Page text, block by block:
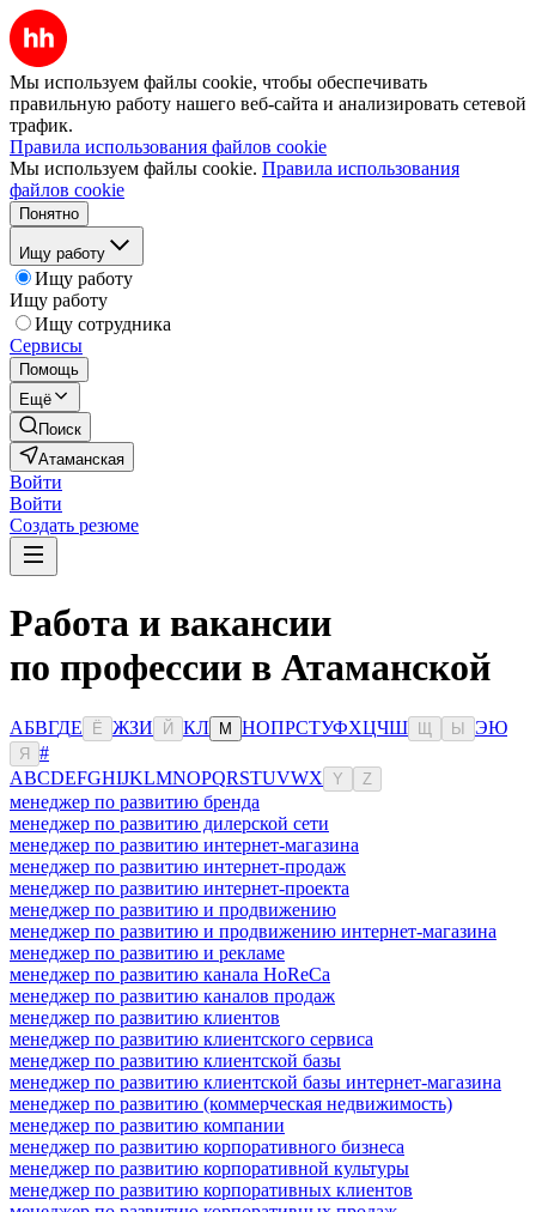
Мы используем файлы cookie, чтобы обеспечивать
правильную работу нашего веб-сайта и анализировать сетевой
трафик.
Правила использования файлов cookie
Мы используем файлы cookie. Правила использования
файлов cookie
Понятно
Ищу работу
Ищу работу
Ищу работу
Ищу сотрудника
Сервисы
Помощь
Ещё
Поиск
Атаманская
Войти
Войти
Создать резюме
Работа и вакансии
по профессии в Атаманской
АБВГДЕ Ё ЖЗИ Й КЛ М НОПРСТУФХЦЧШ Ы ЭЮ
Я
#
ABCDEFGHIJKLMNOPQRSTUVWX Y Z
менеджер по развитию бренда
менеджер по развитию дилерской сети
менеджер по развитию интернет-магазина
менеджер по развитию интернет-продаж
менеджер по развитию интернет-проекта
менеджер по развитию и продвижению
менеджер по развитию и продвижению интернет-магазина
менеджер по развитию и рекламе
менеджер по развитию канала HoReCa
менеджер по развитию каналов продаж
менеджер по развитию клиентов
менеджер по развитию клиентского сервиса
менеджер по развитию клиентской базы
менеджер по развитию клиентской базы интернет-магазина
менеджер по развитию (коммерческая недвижимость)
менеджер по развитию компании
менеджер по развитию корпоративного бизнеса
менеджер по развитию корпоративной культуры
менеджер по развитию корпоративных клиентов